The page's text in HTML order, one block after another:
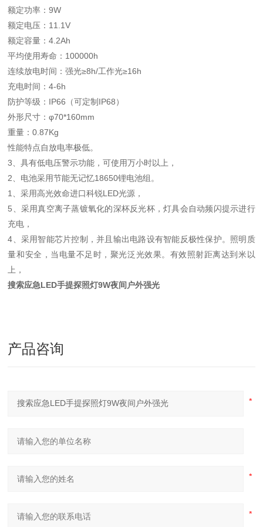
额定功率：9W
额定电压：11.1V
额定容量：4.2Ah
平均使用寿命：100000h
连续放电时间：强光≥8h/工作光≥16h
充电时间：4-6h
防护等级：IP66（可定制IP68）
外形尺寸：φ70*160mm
重量：0.87Kg
性能特点自放电率极低。
3、具有低电压警示功能，可使用万小时以上，
2、电池采用节能无记忆18650锂电池组。
1、采用高光效命进口科锐LED光源，
5、采用真空离子蒸镀氧化的深杯反光杯，灯具会自动频闪提示进行
充电，
4、采用智能芯片控制，并且输出电路设有智能反极性保护。照明质
量和安全，当电量不足时，聚光泛光效果。有效照射距离达到米以
上，
搜索应急LED手提探照灯9W夜间户外强光
产品咨询